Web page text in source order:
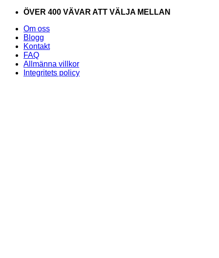
Skip
content
ÖVER 400 VÄVAR ATT VÄLJA MELLAN
Om oss
Blogg
Kontakt
FAQ
Allmänna villkor
Integritets policy